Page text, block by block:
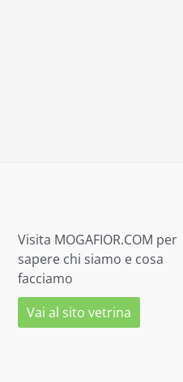
Visita MOGAFIOR.COM per
sapere chi siamo e cosa
facciamo
Vai al sito vetrina